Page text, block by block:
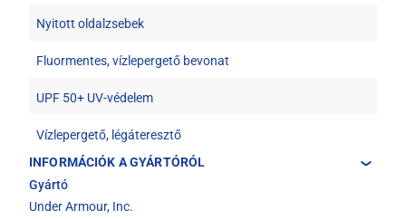
Nyitott oldalzsebek
Fluormentes, vízlepergető bevonat
UPF 50+ UV-védelem
Vízlepergető, légáteresztő
INFORMÁCIÓK A GYÁRTÓRÓL
Gyártó
Under Armour, Inc.